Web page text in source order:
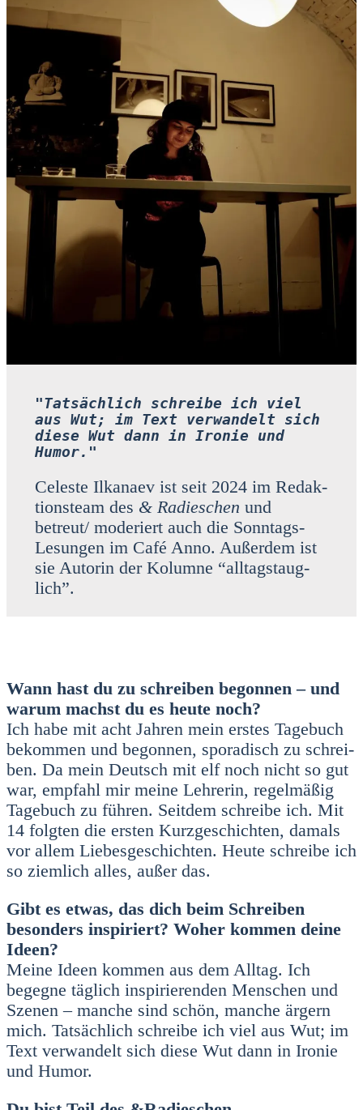
"Tatsächlich schreibe ich viel
aus Wut; im Text verwandelt sich
diese Wut dann in Ironie und
Humor."
Cele­s­te Ilka­naev ist seit 2024 im Redak­
ti­ons­team des & Radies­chen und
betreut/ mode­riert auch die Sonn­tags-
Lesun­gen im Café Anno. Außer­dem ist
sie Autorin der Kolum­ne “all­tags­taug­
lich”.
Wann hast du zu schrei­ben begon­nen – und
war­um machst du es heu­te noch?
Ich habe mit acht Jah­ren mein ers­tes Tage­buch
bekom­men und begon­nen, spo­ra­disch zu schrei­
ben. Da mein Deutsch mit elf noch nicht so gut
war, emp­fahl mir mei­ne Leh­re­rin, regel­mä­ßig
Tage­buch zu füh­ren. Seit­dem schrei­be ich. Mit
14 folg­ten die ers­ten Kurz­ge­schich­ten, damals
vor allem Lie­bes­ge­schich­ten. Heu­te schrei­be ich
so ziem­lich alles, außer das.
Gibt es etwas, das dich beim Schrei­ben
beson­ders inspi­riert? Woher kom­men dei­ne
Ideen?
Mei­ne Ideen kom­men aus dem All­tag. Ich
begeg­ne täg­lich inspi­rie­ren­den Men­schen und
Sze­nen – man­che sind schön, man­che ärgern
mich. Tat­säch­lich schrei­be ich viel aus Wut; im
Text ver­wan­delt sich die­se Wut dann in Iro­nie
und Humor.